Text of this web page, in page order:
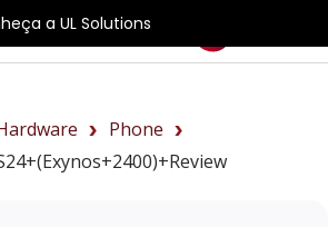
a UL Solutions
Phone